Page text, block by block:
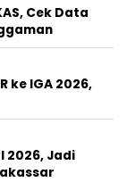
Cek Data
ke IGA 2026,
2026, Jadi